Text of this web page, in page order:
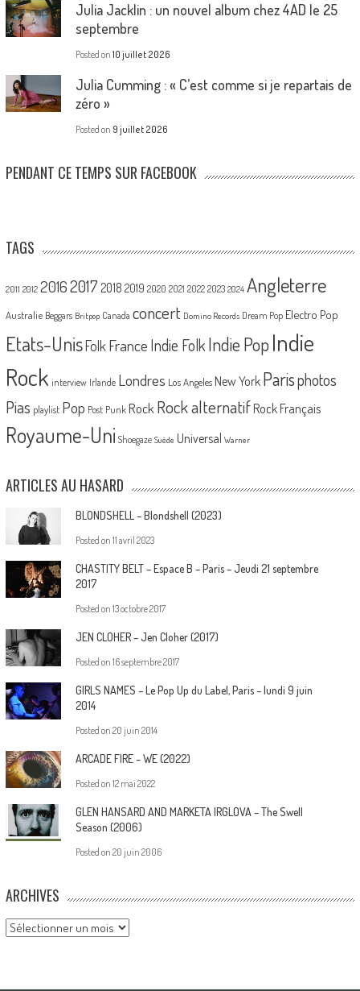
Julia Jacklin : un nouvel album chez 4AD le 25
septembre
Posted on 10 juillet 2026
Julia Cumming : « C’est comme si je repartais de
zéro »
Posted on 9 juillet 2026
PENDANT CE TEMPS SUR FACEBOOK
TAGS
2011 2012 20162017 2018 2019 2020 2021 2022 2023 2024 Angleterre
Australie Beggars Britpop Canada concert Domino Records Dream Pop Electro Pop
Etats-UnisFolk France Indie FolkIndie PopIndie
Rock interview Irlande Londres Los Angeles New York Parisphotos
Pias playlist Pop Post Punk Rock Rock alternatif Rock Français
Royaume-Uni Shoegaze Suède Universal Warner
ARTICLES AU HASARD
BLONDSHELL – Blondshell (2023)
Posted on 11 avril 2023
CHASTITY BELT – Espace B – Paris – Jeudi 21 septembre
2017
Posted on 13 octobre 2017
JEN CLOHER – Jen Cloher (2017)
Posted on 16 septembre 2017
GIRLS NAMES – Le Pop Up du Label, Paris – lundi 9 juin
2014
Posted on 20 juin 2014
ARCADE FIRE – WE (2022)
Posted on 12 mai 2022
GLEN HANSARD AND MARKETA IRGLOVA – The Swell
Season (2006)
Posted on 20 juin 2006
ARCHIVES
Archives